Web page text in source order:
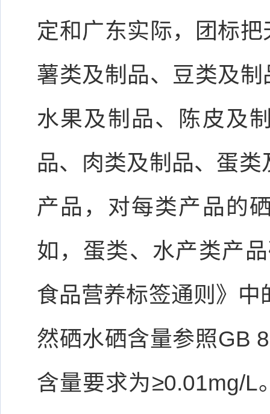
定和广东实际，团标
薯类及制品、豆类及
水果及制品、陈皮及
品、肉类及制品、蛋
产品，对每类产品的
如，蛋类、水产类产
食品营养标签通则》
然硒水硒含量参照GB
含量要求为≥0.01mg/L